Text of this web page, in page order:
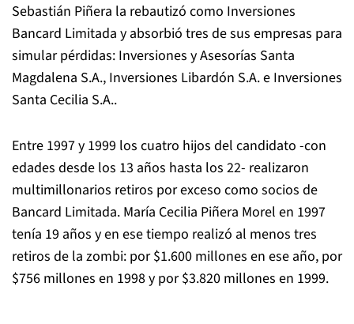
Sebastián Piñera la rebautizó como Inversiones
Bancard Limitada y absorbió tres de sus empresas para
simular pérdidas: Inversiones y Asesorías Santa
Magdalena S.A., Inversiones Libardón S.A. e Inversiones
Santa Cecilia S.A..
Entre 1997 y 1999 los cuatro hijos del candidato -con
edades desde los 13 años hasta los 22- realizaron
multimillonarios retiros por exceso como socios de
Bancard Limitada. María Cecilia Piñera Morel en 1997
tenía 19 años y en ese tiempo realizó al menos tres
retiros de la zombi: por $1.600 millones en ese año, por
$756 millones en 1998 y por $3.820 millones en 1999.